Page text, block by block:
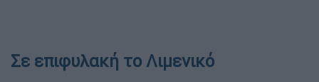
Σε επιφυλακή το Λιμενικό